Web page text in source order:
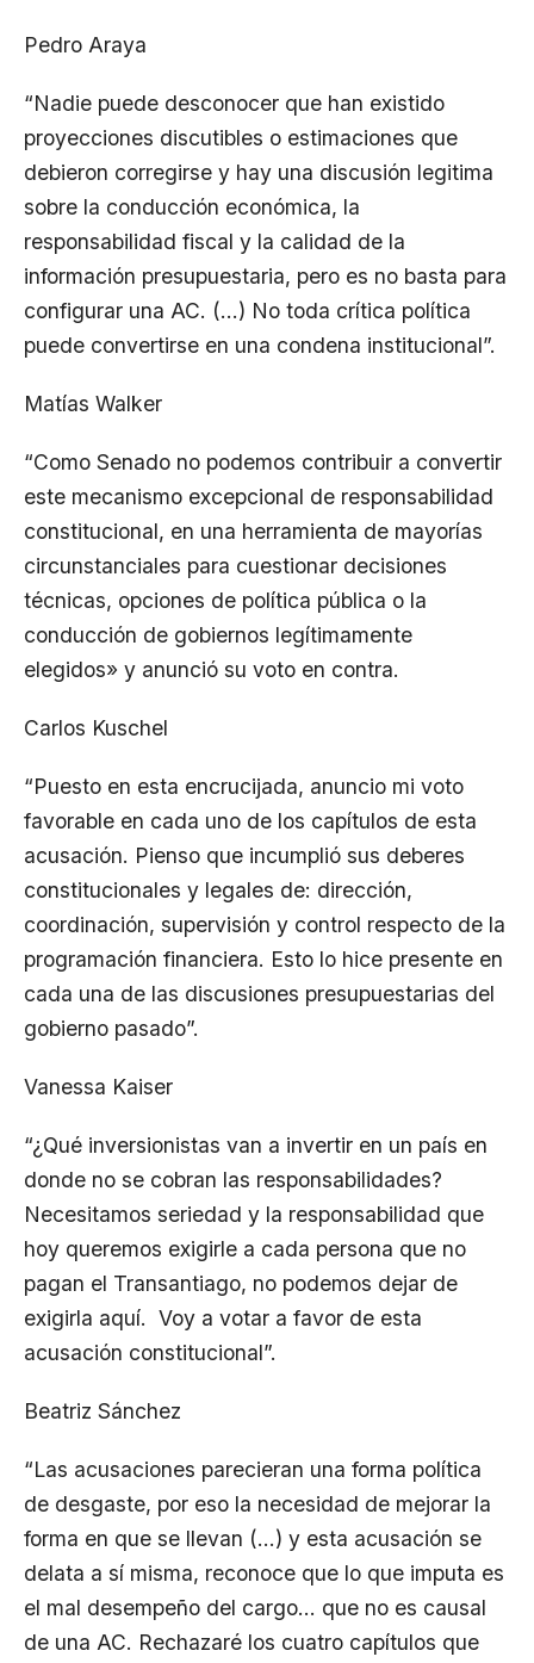
Pedro Araya
“Nadie puede desconocer que han existido
proyecciones discutibles o estimaciones que
debieron corregirse y hay una discusión legitima
sobre la conducción económica, la
responsabilidad fiscal y la calidad de la
información presupuestaria, pero es no basta para
configurar una AC. (…) No toda crítica política
puede convertirse en una condena institucional”.
Matías Walker
“Como Senado no podemos contribuir a convertir
este mecanismo excepcional de responsabilidad
constitucional, en una herramienta de mayorías
circunstanciales para cuestionar decisiones
técnicas, opciones de política pública o la
conducción de gobiernos legítimamente
elegidos» y anunció su voto en contra.
Carlos Kuschel
“Puesto en esta encrucijada, anuncio mi voto
favorable en cada uno de los capítulos de esta
acusación. Pienso que incumplió sus deberes
constitucionales y legales de: dirección,
coordinación, supervisión y control respecto de la
programación financiera. Esto lo hice presente en
cada una de las discusiones presupuestarias del
gobierno pasado”.
Vanessa Kaiser
“¿Qué inversionistas van a invertir en un país en
donde no se cobran las responsabilidades?
Necesitamos seriedad y la responsabilidad que
hoy queremos exigirle a cada persona que no
pagan el Transantiago, no podemos dejar de
exigirla aquí. Voy a votar a favor de esta
acusación constitucional”.
Beatriz Sánchez
“Las acusaciones parecieran una forma política
de desgaste, por eso la necesidad de mejorar la
forma en que se llevan (…) y esta acusación se
delata a sí misma, reconoce que lo que imputa es
el mal desempeño del cargo… que no es causal
de una AC. Rechazaré los cuatro capítulos que